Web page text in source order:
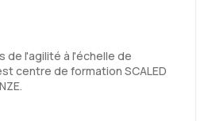
- SAFe® Agilist (certification
de l'agilité à l'échelle de
centre de formation SCALED